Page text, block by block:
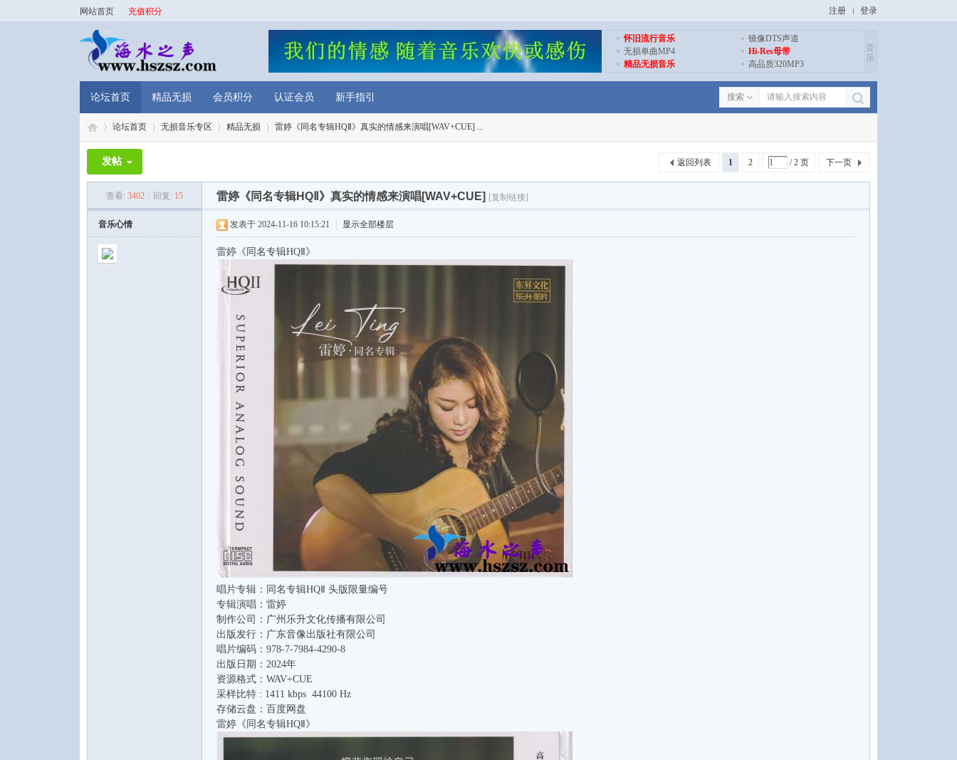
网站首页 充值积分 注册 登录
怀旧流行音乐
镜像DTS声道
无损单曲MP4
Hi-Res母带
精品无损音乐
高品质320MP3
音
乐
论坛首页 精品无损 会员积分 认证会员 新手指引 搜索
论坛首页 无损音乐专区 精品无损 雷婷《同名专辑HQⅡ》真实的情感来演唱[WAV+CUE] ...
1 2 / 2 页 下一页
返回列表
发帖
查看: 3402 回复: 15 雷婷《同名专辑HQⅡ》真实的情感来演唱[WAV+CUE] [复制链接]
音乐心情 发表于 2024-11-16 10:15:21 显示全部楼层
雷婷《同名专辑HQⅡ》
唱片专辑：同名专辑HQⅡ 头版限量编号
专辑演唱：雷婷
制作公司：广州乐升文化传播有限公司
出版发行：广东音像出版社有限公司
唱片编码：978-7-7984-4290-8
出版日期：2024年
资源格式：WAV+CUE
采样比特 : 1411 kbps 44100 Hz
存储云盘：百度网盘
雷婷《同名专辑HQⅡ》